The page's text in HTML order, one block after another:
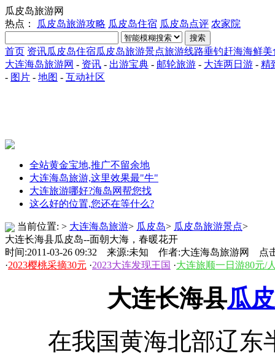
瓜皮岛旅游网
热点：
瓜皮岛旅游攻略 瓜皮岛住宿 瓜皮岛点评 农家院
搜索
首页 资讯瓜皮岛住宿瓜皮岛旅游景点旅游线路垂钓赶海海鲜美
大连海岛旅游网 - 资讯 - 出游宝典 - 邮轮旅游 - 大连两日游 - 精
- 图片 - 地图 - 互动社区
全站黄金宝地,推广不留余地
大连海岛旅游,这里效果最"牛"
大连旅游哪好?海岛网帮您找
这么好的位置,您还在等什么?
当前位置: > 大连海岛旅游> 瓜皮岛> 瓜皮岛旅游景点>
大连长海县瓜皮岛--面朝大海，春暖花开
时间:2011-03-26 09:32 来源:未知 作者:大连海岛旅游网 点
·2023樱桃采摘30元 ·2023大连发现王国 ·大连旅顺一日游80元/
大连长海县瓜
在我国黄海北部辽东